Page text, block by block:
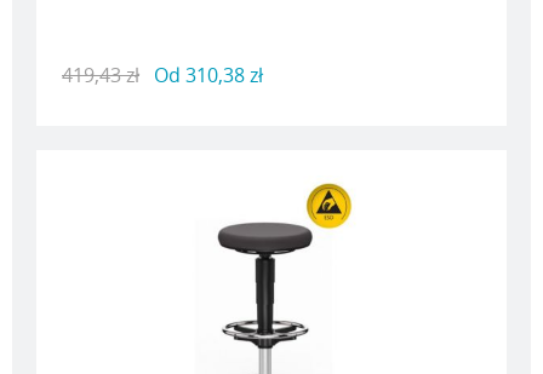
419,43 zł Od 310,38 zł